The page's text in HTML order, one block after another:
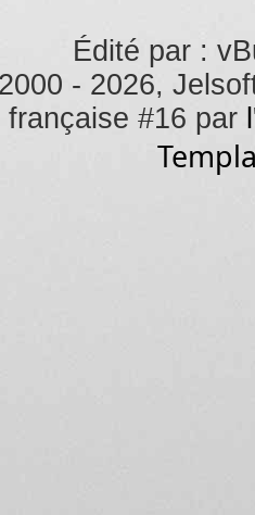
Édité par :
- 2026,
française #16 par